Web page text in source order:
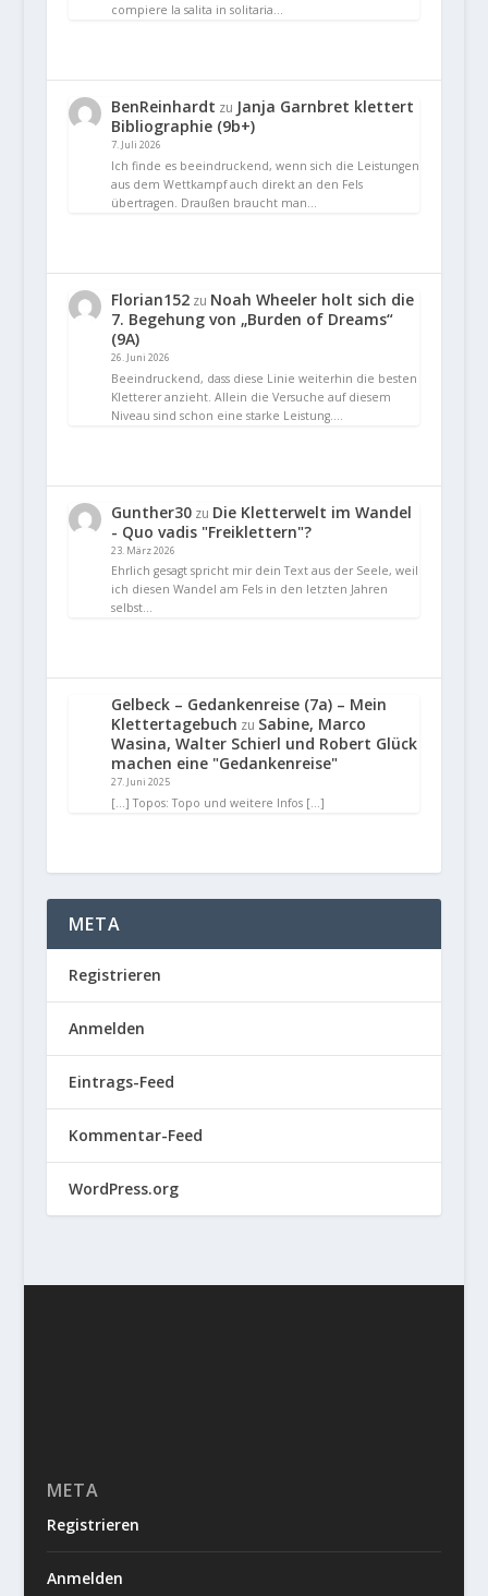
compiere la salita in solitaria…
BenReinhardt zu Janja Garnbret klettert
Bibliographie (9b+)
7. Juli 2026
Ich finde es beeindruckend, wenn sich die Leistungen
aus dem Wettkampf auch direkt an den Fels
übertragen. Draußen braucht man…
Florian152zu Noah Wheeler holt sich die
7. Begehung von „Burden of Dreams“
(9A)
26. Juni 2026
Beeindruckend, dass diese Linie weiterhin die besten
Kletterer anzieht. Allein die Versuche auf diesem
Niveau sind schon eine starke Leistung.…
Gunther30zu Die Kletterwelt im Wandel
- Quo vadis "Freiklettern"?
23. März 2026
Ehrlich gesagt spricht mir dein Text aus der Seele, weil
ich diesen Wandel am Fels in den letzten Jahren
selbst…
Gelbeck – Gedankenreise (7a) – Mein
Klettertagebuch zu Sabine, Marco
Wasina, Walter Schierl und Robert Glück
machen eine "Gedankenreise"
27. Juni 2025
[…] Topos: Topo und weitere Infos […]
META
Registrieren
Anmelden
Eintrags-Feed
Kommentar-Feed
WordPress.org
META
Registrieren
Anmelden